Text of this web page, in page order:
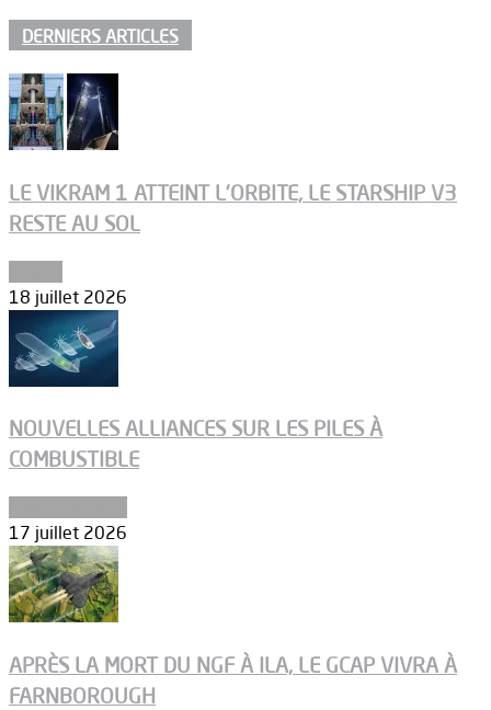
DERNIERS ARTICLES
LE VIKRAM 1 ATTEINT L’ORBITE, LE STARSHIP V3
RESTE AU SOL
18 juillet 2026
NOUVELLES ALLIANCES SUR LES PILES À
COMBUSTIBLE
17 juillet 2026
APRÈS LA MORT DU NGF À ILA, LE GCAP VIVRA À
FARNBOROUGH